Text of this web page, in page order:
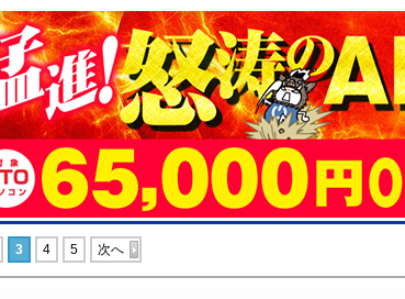
3 4 5 次へ